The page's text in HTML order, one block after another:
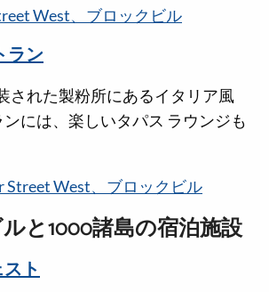
West、ブロックビル
ラン
された製粉所にあるイタリア風
には、楽しいタパス ラウンジも
Street West、ブロックビル
と1000諸島の宿泊施設
ト